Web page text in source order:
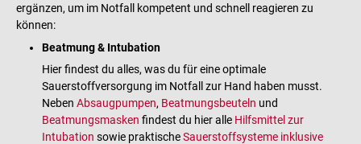
ergänzen, um im Notfall kompetent und schnell reagieren zu
können:
Beatmung & Intubation
Hier findest du alles, was du für eine optimale
Sauerstoffversorgung im Notfall zur Hand haben musst.
Neben Absaugpumpen, Beatmungsbeuteln und
Beatmungsmasken findest du hier alle Hilfsmittel zur
Intubation sowie praktischeSauerstoffsysteme inklusive